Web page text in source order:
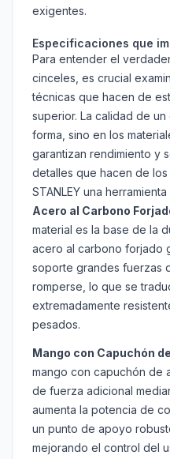
exigentes.
Especificaciones que
Para entender el
cinceles, es crucial
técnicas que hacen de
superior. La calidad de
forma, sino en los
garantizan rendimiento y
detalles que hacen de
STANLEY una
Acero al Carbono
material es la base de la
acero al carbono forjado
soporte grandes fuerzas
romperse, lo que se
extremadamente
pesados.
Mango con Capuchón
mango con capuchón de
de fuerza adicional
aumenta la potencia de
un punto de apoyo
mejorando el control del